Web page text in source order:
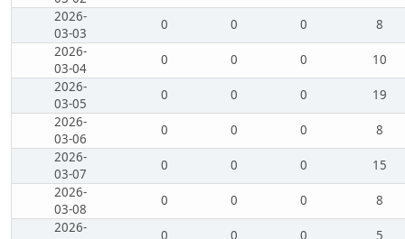
2026-
03-03
0 0 0
8
2026-
03-04
0 0 0
10
2026-
03-05
0 0 0
19
2026-
03-06
0 0 0
8
2026-
03-07
0 0 0
15
2026-
03-08
0 0 0
8
2026-
0 0 0
5